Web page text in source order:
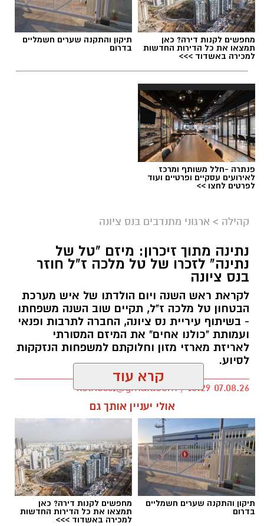
מחפשים לקנות דירה? כאן
תמצאו את כל הדירות החדשות
למכירה באשדוד >>>
תיקון והתקנה שערים חשמליים
בדרום
פנתרה -חלל משותף ומרכז
לאירועים עסקיים ופרטיים ועוד
לפרטים לחצו >>
קהילה > ארגוני מתנדבים בנס ציונה
נתינה מתוך זיכרון: מיזם "טל של
נתינה" לזכרו של טל מלכה ז"ל חוזר
בנס ציונה
לקראת ראש השנה ויום הולדתו של איש מערכת
הבטחון טל מלכה ז"ל, תקיים שוב השנה משפחתו
- בשיתוף עיריית נס ציונה, החברה לתרבות ופנאי
ועמותת "כולנו אחים" את המיזם המסורתי
לאריזת מארזי מזון וחלוקתם למשפחות הנזקקות
לסיוע.
kolness1@gmail.com / 10:29 07.08.26
תגים:סמ"ר טל מלכה ז"ל
קרא עוד
אולי יעניין אותך גם
תיקון והתקנה שערים חשמליים
בדרום
מחפשים לקנות דירה? כאן
תמצאו את כל הדירות החדשות
למכירה באשדוד >>>